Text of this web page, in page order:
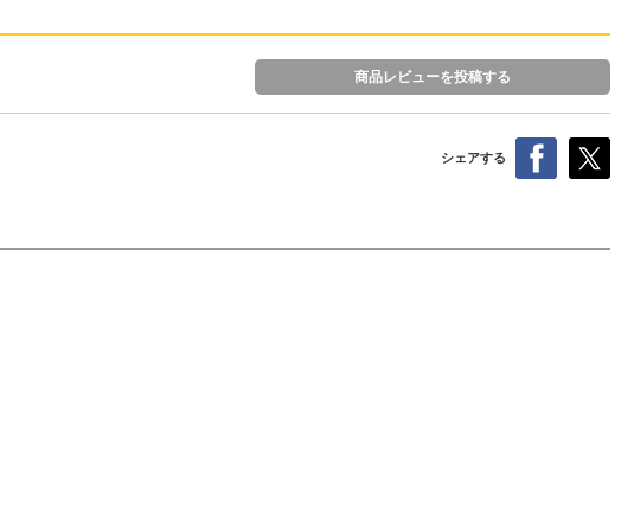
商品レビューを投稿する
シェアする